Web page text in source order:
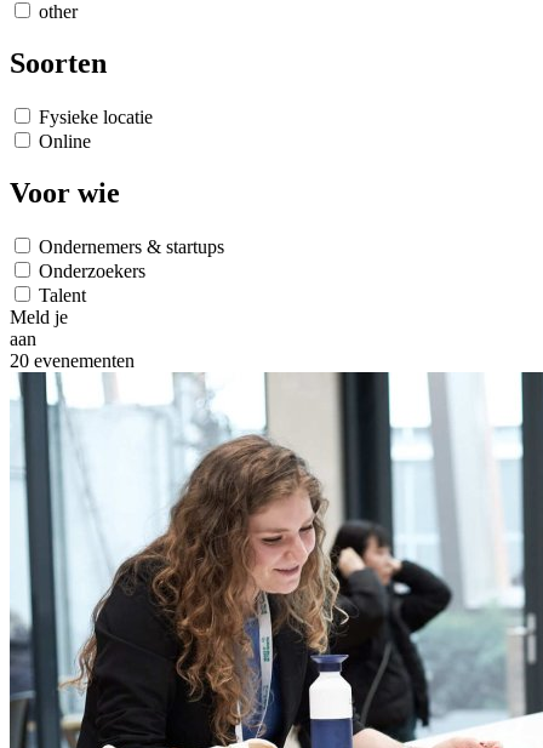
other
Soorten
Fysieke locatie
Online
Voor wie
Ondernemers & startups
Onderzoekers
Talent
Meld je
aan
20 evenementen